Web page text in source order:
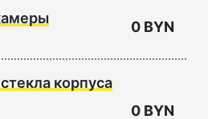
0 BYN
корпуса
0 BYN